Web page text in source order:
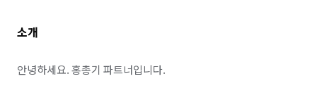
가구 조립/설치
그물망 설치 (안전망/스포츠망 등)
소개
안녕하세요. 홍총기 파트너입니다.